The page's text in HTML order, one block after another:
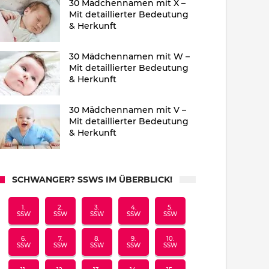
30 Mädchennamen mit X –
Mit detaillierter Bedeutung
& Herkunft
30 Mädchennamen mit W –
Mit detaillierter Bedeutung
& Herkunft
30 Mädchennamen mit V –
Mit detaillierter Bedeutung
& Herkunft
SCHWANGER? SSWS IM ÜBERBLICK!
1.
SSW
2.
SSW
3.
SSW
4.
SSW
5.
SSW
6.
SSW
7.
SSW
8.
SSW
9.
SSW
10.
SSW